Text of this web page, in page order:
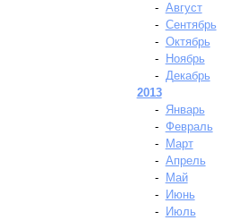
- Август
- Сентябрь
- Октябрь
-
Ноябрь
- Декабрь
2013
-
Январь
- Февраль
-
Март
- Апрель
-
Май
-
Июнь
-
Июль